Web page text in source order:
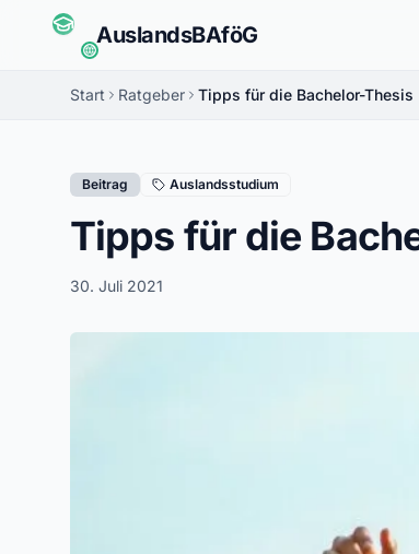
AuslandsBAföG
Start Ratgeber Tipps für die Bachelor-Thesis
Beitrag Auslandsstudium
Tipps für die
30. Juli 2021